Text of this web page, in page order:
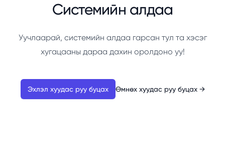
Системийн алдаа
Уучлаарай, системийн алдаа гарсан тул та хэсэг
хугацааны дараа дахин оролдоно уу!
Эхлэл хуудас руу буцах Өмнөх хуудас руу буцах →